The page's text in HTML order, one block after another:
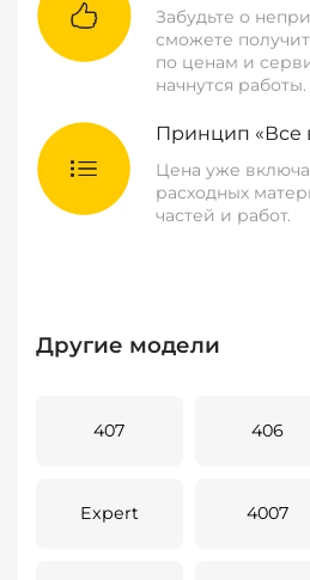
Забудьте о
сможете
по ценам и
начнутся работы.
Принцип «Все
Цена уже
расходных
частей и работ.
Другие модели
407 406
Expert 4007